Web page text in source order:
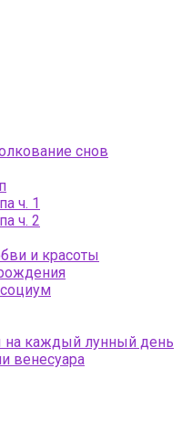
снов
ч. 1
ч. 2
и красоты
каждый лунный день
венесуара